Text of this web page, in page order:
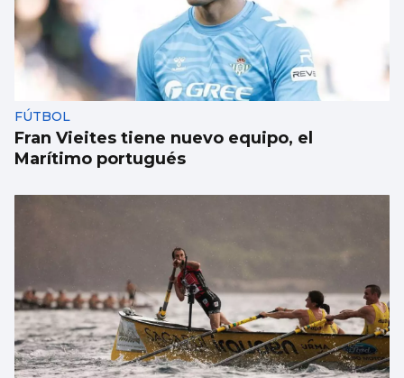
FÚTBOL
Fran Vieites tiene nuevo equipo, el
Marítimo portugués